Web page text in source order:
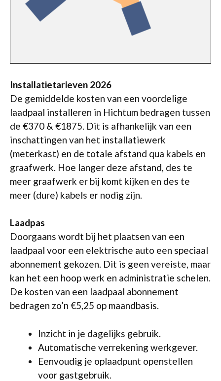
Installatietarieven 2026
De gemiddelde kosten van een voordelige
laadpaal installeren in Hichtum bedragen tussen
de €370 & €1875. Dit is afhankelijk van een
inschattingen van het installatiewerk
(meterkast) en de totale afstand qua kabels en
graafwerk. Hoe langer deze afstand, des te
meer graafwerk er bij komt kijken en des te
meer (dure) kabels er nodig zijn.
Laadpas
Doorgaans wordt bij het plaatsen van een
laadpaal voor een elektrische auto een speciaal
abonnement gekozen. Dit is geen vereiste, maar
kan het een hoop werk en administratie schelen.
De kosten van een laadpaal abonnement
bedragen zo’n €5,25 op maandbasis.
Inzicht in je dagelijks gebruik.
Automatische verrekening werkgever.
Eenvoudig je oplaadpunt openstellen
voor gastgebruik.